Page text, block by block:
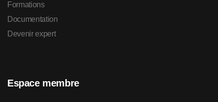
Formations
Documentation
Devenir expert
Espace membre